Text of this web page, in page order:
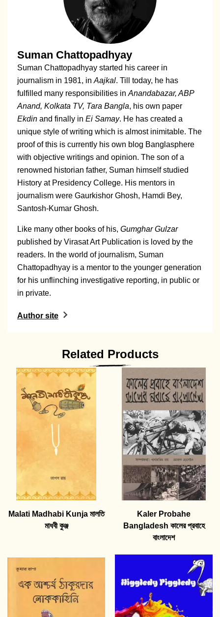
Suman Chattopadhyay
Suman Chattopadhyay started his career in
journalism in 1981, inAajkal. Till today, he has
fulfilled many responsibilities inAnandabazar, ABP
Anand, Kolkata TV, Tara Bangla, his own paper
Ekdin and finally in Ei Samay. He has created a
unique style of writing which is almost inimitable. The
proof of this is currently his own blog Banglasphere
with objective writings and opinion. The son of a
renowned historian father, Suman himself studied
History at Presidency College. His mentors in
journalism were Gaurkishor Ghosh, Hamdi Bey,
Santosh-Kumar Ghosh.
Like many other books of his, Gumghar Gulzar
published by Virasat Art Publication is loved by the
readers. In the world of journalism, Suman
Chattopadhyay is a mentor to the younger generation
for his unflinching investigative reporting, in public or
in private.
Author site
Related Products
Malati Madhabi Kunja মালতি
মাধবী কুঞ্জ
Kaler Probahe
Bangladesh কালের প্রবাহে
বাংলাদেশ